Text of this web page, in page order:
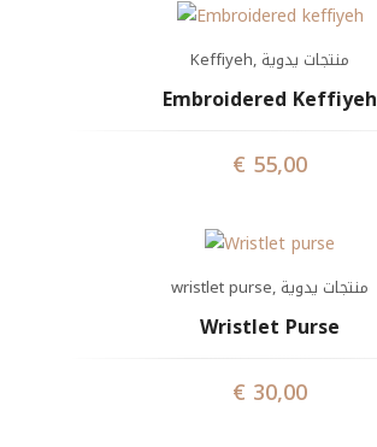
Keffiyeh, منتجات يدوية
Embroidered Keffiyeh
€ 55,00
wristlet purse, منتجات يدوية
Wristlet Purse
€ 30,00